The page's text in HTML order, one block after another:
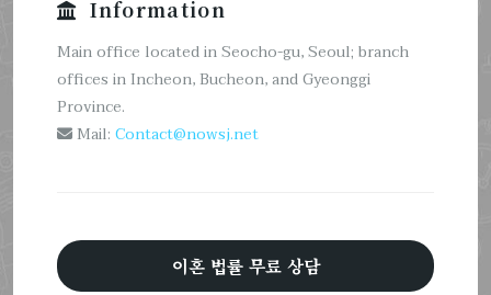
Information
Main office located in Seocho-gu, Seoul; branch
offices in Incheon, Bucheon, and Gyeonggi
Province.
Mail: Contact@nowsj.net
이혼 법률 무료 상담